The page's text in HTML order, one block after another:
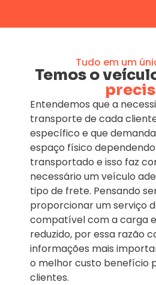
Tudo em um
Temos o
Entendemos que a
transporte de cada
específico e que
espaço físico
transportado e isso faz
necessário um veículo
tipo de frete. Pensando
proporcionar um serviço
compatível com a carga
reduzido, por essa razão
informações mais
o melhor custo benefício
clientes.